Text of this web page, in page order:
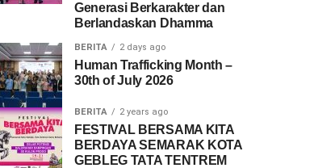
Generasi Berkarakter dan
Berlandaskan Dhamma
BERITA 2 days ago
Human Trafficking Month –
30th of July 2026
BERITA 2 years ago
FESTIVAL BERSAMA KITA
BERDAYA SEMARAK KOTA
GEBLEG TATA TENTREM